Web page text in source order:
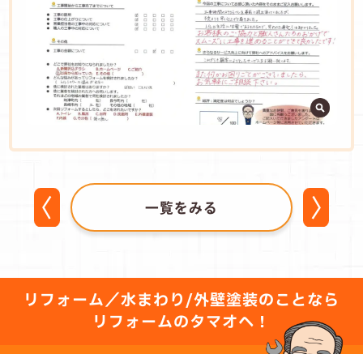
一覧をみる
リフォーム／水まわり/外壁塗装のことなら
リフォームのタマオへ！